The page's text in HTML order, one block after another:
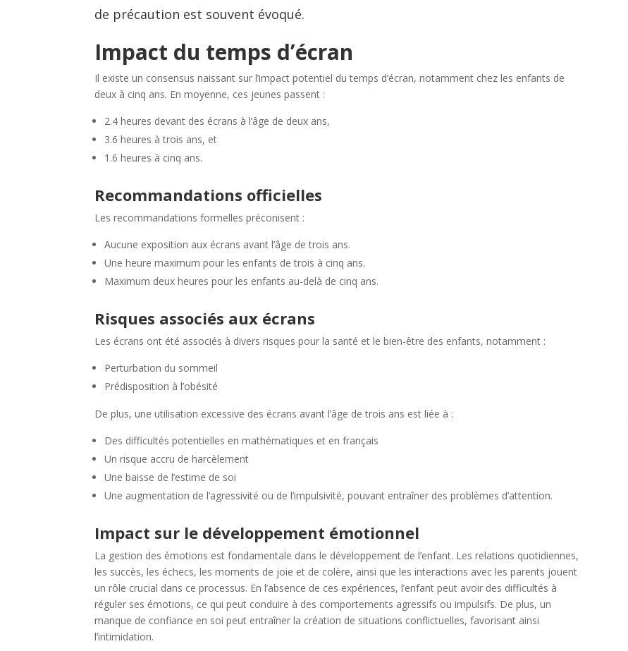
de précaution est souvent évoqué.
Impact du temps d’écran
Il existe un consensus naissant sur l’impact potentiel du temps d’écran, notamment chez les enfants de
deux à cinq ans. En moyenne, ces jeunes passent :
2.4 heures devant des écrans à l’âge de deux ans,
3.6 heures à trois ans, et
1.6 heures à cinq ans.
Recommandations officielles
Les recommandations formelles préconisent :
Aucune exposition aux écrans avant l’âge de trois ans.
Une heure maximum pour les enfants de trois à cinq ans.
Maximum deux heures pour les enfants au-delà de cinq ans.
Risques associés aux écrans
Les écrans ont été associés à divers risques pour la santé et le bien-être des enfants, notamment :
Perturbation du sommeil
Prédisposition à l’obésité
De plus, une utilisation excessive des écrans avant l’âge de trois ans est liée à :
Des difficultés potentielles en mathématiques et en français
Un risque accru de harcèlement
Une baisse de l’estime de soi
Une augmentation de l’agressivité ou de l’impulsivité, pouvant entraîner des problèmes d’attention.
Impact sur le développement émotionnel
La gestion des émotions est fondamentale dans le développement de l’enfant. Les relations quotidiennes,
les succès, les échecs, les moments de joie et de colère, ainsi que les interactions avec les parents jouent
un rôle crucial dans ce processus. En l’absence de ces expériences, l’enfant peut avoir des difficultés à
réguler ses émotions, ce qui peut conduire à des comportements agressifs ou impulsifs. De plus, un
manque de confiance en soi peut entraîner la création de situations conflictuelles, favorisant ainsi
l’intimidation.